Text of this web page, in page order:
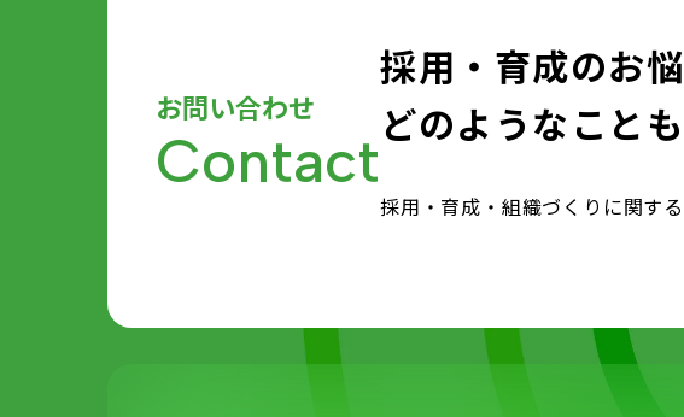
お問い合わせ
Contact
採用・育成のお悩
どのようなことも
採用・育成・組織づくりに関す